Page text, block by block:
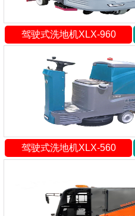
驾驶式洗地机XLX-960
驾驶式洗地机XLX-560